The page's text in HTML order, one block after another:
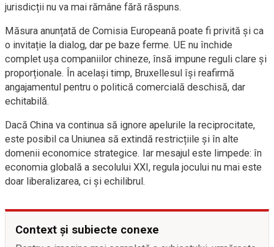
jurisdicții nu va mai rămâne fără răspuns.
Măsura anunțată de Comisia Europeană poate fi privită și ca
o invitație la dialog, dar pe baze ferme. UE nu închide
complet ușa companiilor chineze, însă impune reguli clare și
proporționale. În același timp, Bruxellesul își reafirmă
angajamentul pentru o politică comercială deschisă, dar
echitabilă.
Dacă China va continua să ignore apelurile la reciprocitate,
este posibil ca Uniunea să extindă restricțiile și în alte
domenii economice strategice. Iar mesajul este limpede: în
economia globală a secolului XXI, regula jocului nu mai este
doar liberalizarea, ci și echilibrul.
Context și subiecte conexe